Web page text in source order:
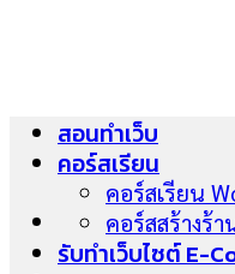
สอนทำเว็บ
คอร์สเรียน
คอร์สเรียน
คอร์สสร้างร้
รับทำเว็บไซต์ E-